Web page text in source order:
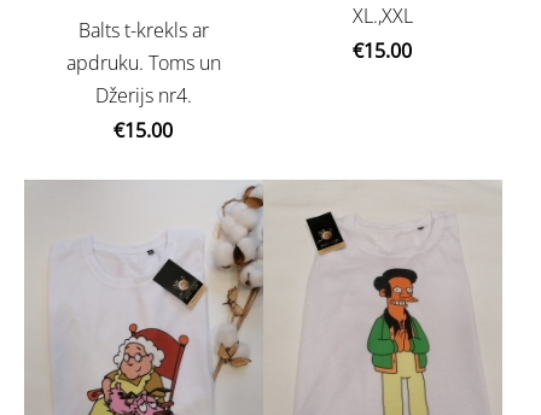
Balts t-krekls ar
apdruku. Toms un
Džerijs nr4.
€15.00
XL.,XXL
€15.00